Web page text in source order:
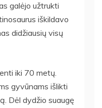
galėjo užtrukti
iškil­davo
didžiausių visų
iki 70 metų.
gyvūnams išlikti
Dėl dydžio suaugę